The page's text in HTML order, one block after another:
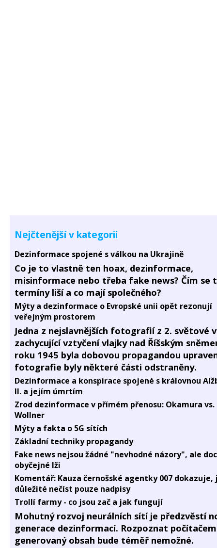
Nejčtenější v kategorii
Dezinformace spojené s válkou na Ukrajině
Co je to vlastně ten hoax, dezinformace,
misinformace nebo třeba fake news? Čím se
termíny liší a co mají společného?
Mýty a dezinformace o Evropské unii opět rezonují
veřejným prostorem
Jedna z nejslavnějších fotografií z 2. světové
zachycující vztyčení vlajky nad Říšským
roku 1945 byla dobovou propagandou
fotografie byly některé části odstraněny.
Dezinformace a konspirace spojené s královnou
II. a jejím úmrtím
Zrod dezinformace v přímém přenosu: Okamura vs.
Wollner
Mýty a fakta o 5G sítích
Základní techniky propagandy
Fake news nejsou žádné "nevhodné názory", ale
obyčejné lži
Komentář: Kauza černošské agentky 007 dokazuje,
důležité nečíst pouze nadpisy
Trollí farmy - co jsou zač a jak fungují
Mohutný rozvoj neurálních sítí je předzvěstí
generace dezinformací. Rozpoznat počítačem
generovaný obsah bude téměř nemožné.